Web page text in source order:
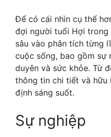
Để có cái nhìn cụ thể
đợi người tuổi Hợi trong
sâu vào phân tích từng
cuộc sống, bao gồm sự
duyên và sức khỏe. Từ
thông tin chi tiết và hữu
định sáng suốt.
Sự nghiệp